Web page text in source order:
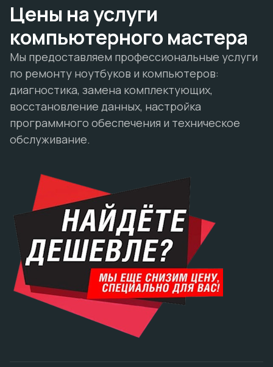
Цены на услуги
компьютерного мастера
Мы предоставляем профессиональные услуги
по ремонту ноутбуков и компьютеров:
диагностика, замена комплектующих,
восстановление данных, настройка
программного обеспечения и техническое
обслуживание.